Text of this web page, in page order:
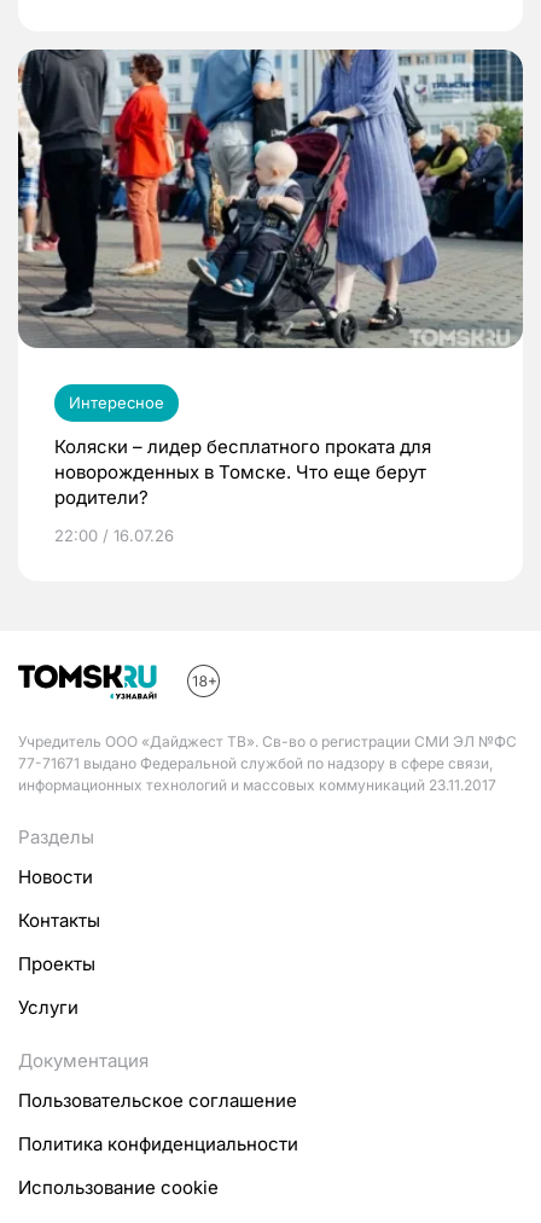
Интересное
Коляски – лидер бесплатного проката для
новорожденных в Томске. Что еще берут
родители?
22:00 / 16.07.26
Учредитель ООО «Дайджест ТВ». Св-во о регистрации СМИ ЭЛ №ФС
77-71671 выдано Федеральной службой по надзору в сфере связи,
информационных технологий и массовых коммуникаций 23.11.2017
Разделы
Новости
Контакты
Проекты
Услуги
Документация
Пользовательское соглашение
Политика конфиденциальности
Использование cookie